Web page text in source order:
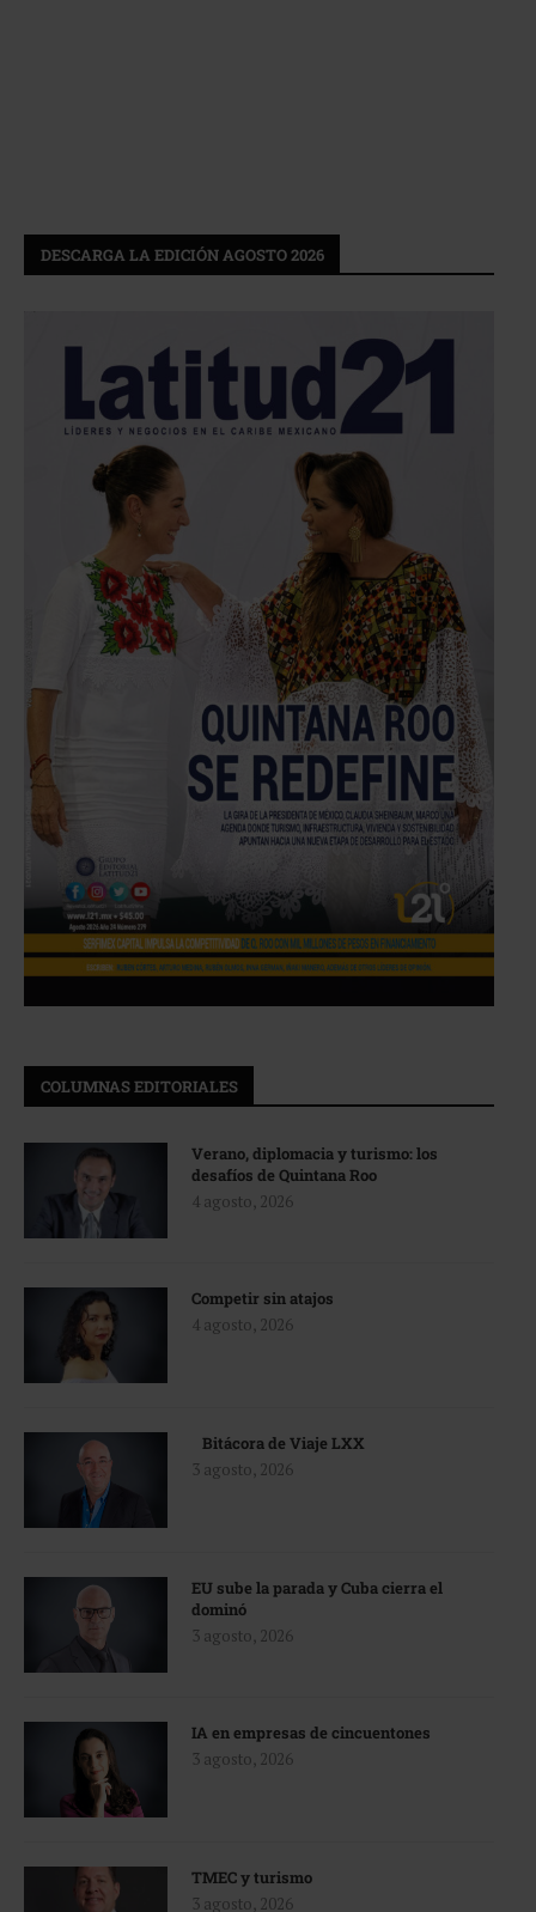
DESCARGA LA EDICIÓN AGOSTO 2026
COLUMNAS EDITORIALES
Verano, diplomacia y turismo: los
desafíos de Quintana Roo
4 agosto, 2026
Competir sin atajos
4 agosto, 2026
Bitácora de Viaje LXX
3 agosto, 2026
EU sube la parada y Cuba cierra el
dominó
3 agosto, 2026
IA en empresas de cincuentones
3 agosto, 2026
TMEC y turismo
3 agosto, 2026